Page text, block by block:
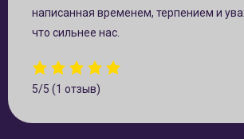
написанная временем, терпением и
что сильнее нас.
5/5 (1 отзыв)